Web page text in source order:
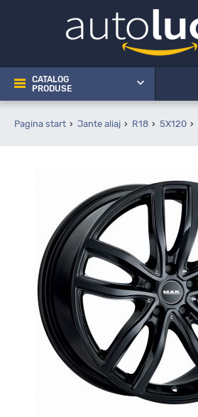
CATALOG
PRODUSE
Pagina start Jante aliaj R18 5X120